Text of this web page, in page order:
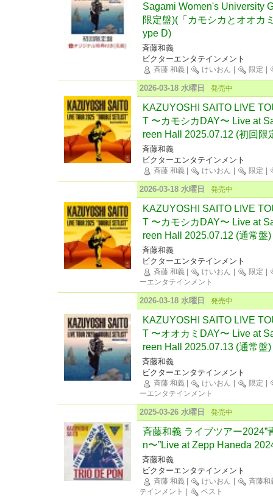
Sagami Women's University
限定盤)(「カモシカとオオカ
ype D)
斉藤和義
ビクターエンタテインメント
斉藤 和義 けいおん 限定
2026-03-18 水曜日 発売中
KAZUYOSHI SAITO LIVE
T 〜カモシカDAY〜 Live at
reen Hall 2025.07.12 (初回限
斉藤和義
ビクターエンタテインメント
斉藤 和義 けいおん 限定
2026-03-18 水曜日 発売中
KAZUYOSHI SAITO LIVE
T 〜カモシカDAY〜 Live at
reen Hall 2025.07.12 (通常盤)
斉藤和義
ビクターエンタテインメント
斉藤 和義 けいおん 限定
ーエンタテインメント
2026-03-18 水曜日 発売中
KAZUYOSHI SAITO LIVE
T 〜オオカミDAY〜 Live at
reen Hall 2025.07.13 (通常盤)
斉藤和義
ビクターエンタテインメント
斉藤 和義 けいおん 限定
ーエンタテインメント
2025-03-26 水曜日 発売中
斉藤和義 ライブツアー2024”
n〜”Live at Zepp Haneda
斉藤和義
ビクターエンタテインメント
斉藤 和義 けいおん
斉藤和
テインメント
ベスト